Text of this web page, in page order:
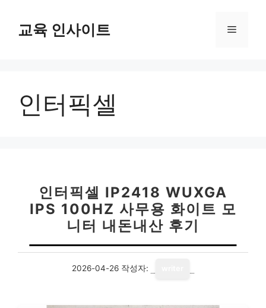
교육 인사이트 메
인터픽셀
인터픽셀 IP2418 WUXGA
IPS 100HZ 사무용 화이트 모
니터 내돈내산 후기
2026-04-26 작성자: